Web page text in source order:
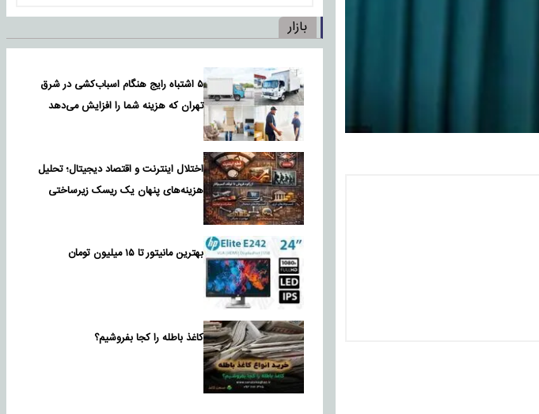
بازار
۵ اشتباه رایج هنگام اسباب‌کشی در شرق
تهران که هزینه شما را افزایش می‌دهد
اختلال اینترنت و اقتصاد دیجیتال؛ تحلیل
هزینه‌های پنهان یک ریسک زیرساختی
بهترین مانیتور تا ۱۵ میلیون تومان
کاغذ باطله را کجا بفروشیم؟